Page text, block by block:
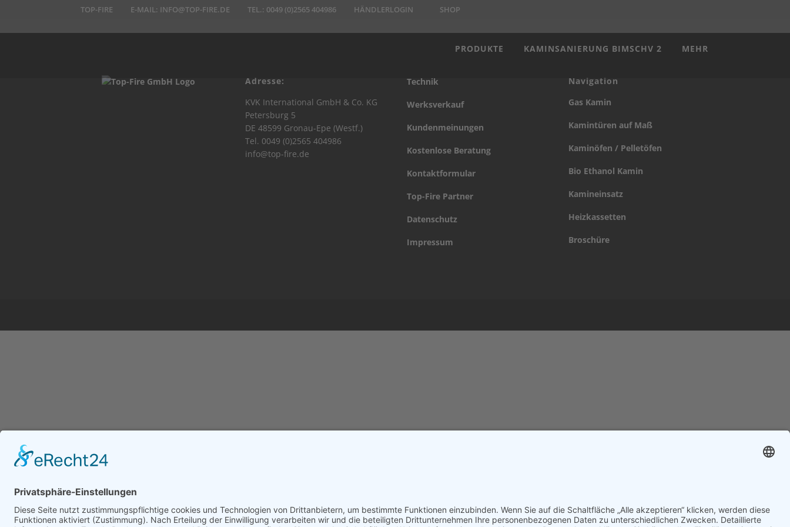
TOP-FIRE E-MAIL: INFO@TOP-FIRE.DE TEL.: 0049 (0)2565 404986 HÄNDLERLOGIN SHOP
PRODUKTE KAMINSANIERUNG BIMSCHV 2 MEHR
Adresse:
KVK International GmbH & Co. KG
Petersburg 5
DE 48599 Gronau-Epe (Westf.)
Tel. 0049 (0)2565 404986
info@top-fire.de
Technik
Werksverkauf
Kundenmeinungen
Kostenlose Beratung
Kontaktformular
Top-Fire Partner
Datenschutz
Impressum
Navigation
Gas Kamin
Kamintüren auf Maß
Kaminöfen / Pelletöfen
Bio Ethanol Kamin
Kamineinsatz
Heizkassetten
Broschüre